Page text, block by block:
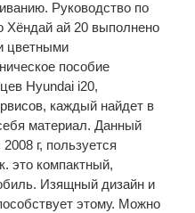
Руководство по
Хёндай ай 20 выполнено
цветными
пособие
Hyundai i20,
каждый найдет в
материал. Данный
г, пользуется
это компактный,
Изящный дизайн и
этому. Можно